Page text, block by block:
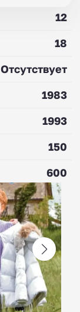
12
18
Отсутствует
1983
1993
150
600